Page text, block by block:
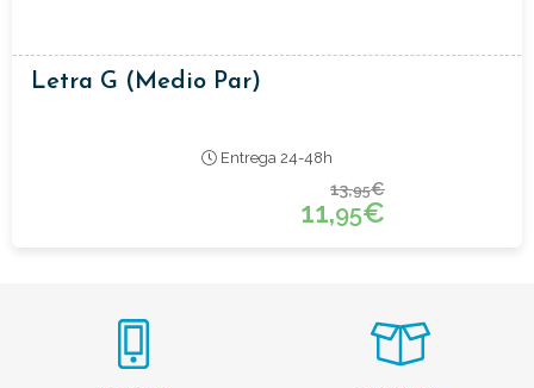
Letra G (medio Par)
Entrega 24-48h
13,95€
11,95€